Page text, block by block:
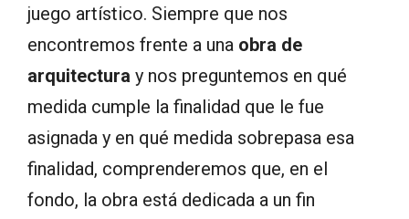
juego artístico. Siempre que nos
encontremos frente a una obra de
arquitectura y nos preguntemos en qué
medida cumple la finalidad que le fue
asignada y en qué medida sobrepasa esa
finalidad, comprenderemos que, en el
fondo, la obra está dedicada a un fin